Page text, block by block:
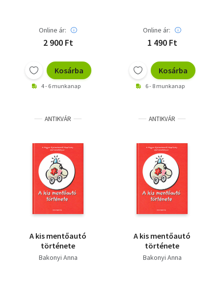
Online ár:
2 900 Ft
Kosárba
4 - 6 munkanap
Online ár:
1 490 Ft
Kosárba
6 - 8 munkanap
ANTIKVÁR
A kis mentőautó
története
Bakonyi Anna
ANTIKVÁR
A kis mentőautó
története
Bakonyi Anna